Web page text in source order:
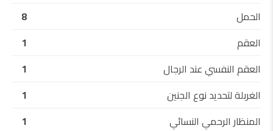
الحمل
8
العقم
1
العقم النفسي عند الرجال
1
الغربلة لتحديد نوع الجنين
1
المنظار الرحمي النسائي
1